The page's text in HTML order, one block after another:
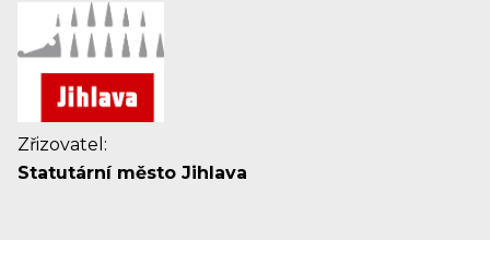
Zřizovatel:
Statutární město Jihlava